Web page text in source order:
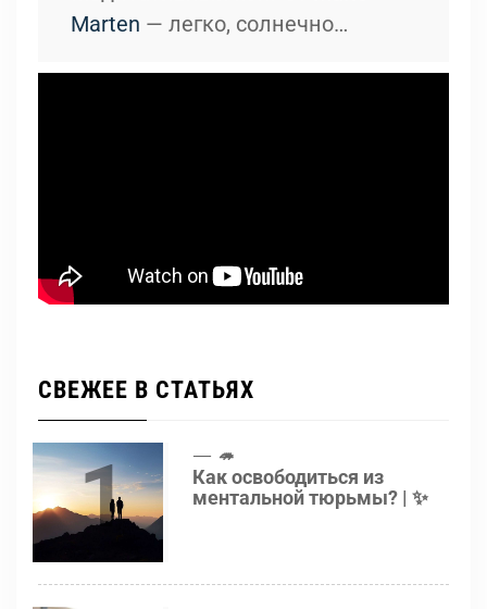
Marten — легко, солнечно…
СВЕЖЕЕ В СТАТЬЯХ
1 🦔
Как освободиться из
ментальной тюрьмы? | ✨